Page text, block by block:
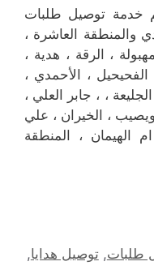
خدمة توصيل طلبات
والمنطقة العاشرة ،
، الرقة ، هدية ،
، الأحمدي ،
، ، جابر العلي ،
، الخيران ، علي
الهيمان ، المنطقة
طلبات,توصيل هدايا,